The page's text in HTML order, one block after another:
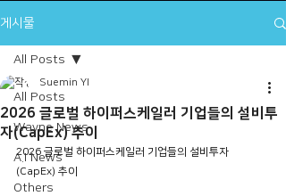
게시물
All Posts
Wayne News
A.I News
Others
All Posts
2026 글로벌 하이퍼스케일러 기업들의 설비투
자(CapEx) 추이
Suemin YI
2026 글로벌 하이퍼스케일러 기업들의 설비투자
(CapEx) 추이